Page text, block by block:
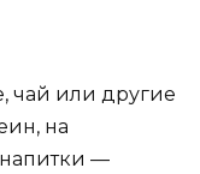
чай или другие
на
—